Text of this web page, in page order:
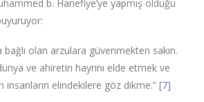
b. Hanefiye’ye yapmış olduğu
olan arzulara güvenmekten sakın.
ve ahiretin hayrını elde etmek ve
elindekilere göz dikme.” [7]